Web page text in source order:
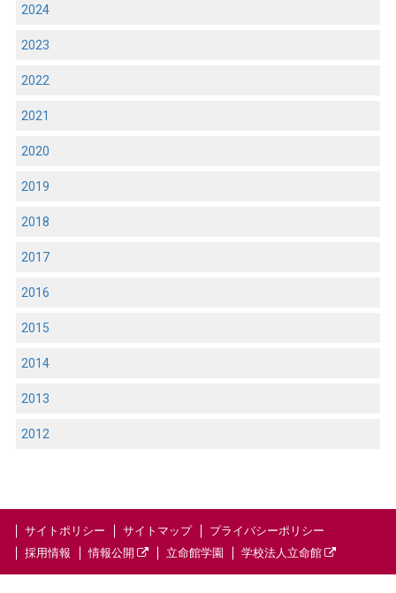
2024
2023
2022
2021
2020
2019
2018
2017
2016
2015
2014
2013
2012
サイトポリシー サイトマップ
プライバシーポリシー
採用情報
情報公開 立命館学園 学校法人立命館